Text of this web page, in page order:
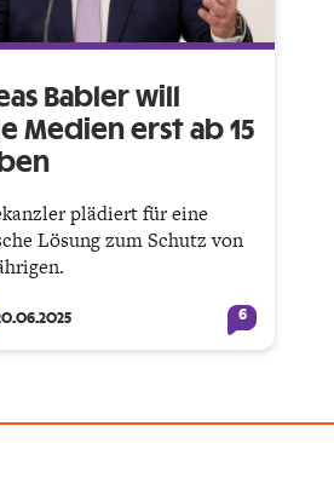
Babler will
Medien erst ab 15
plädiert für eine
Lösung zum Schutz von
6